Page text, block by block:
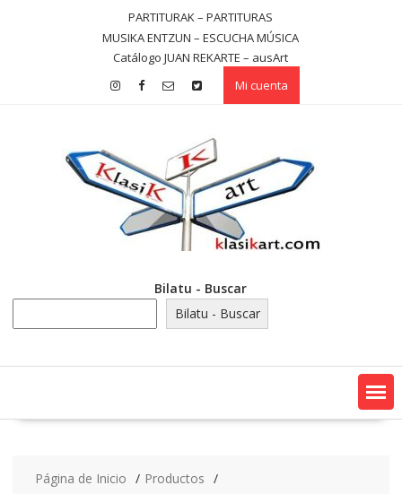
PARTITURAK – PARTITURAS
MUSIKA ENTZUN – ESCUCHA MÚSICA
Catálogo JUAN REKARTE – ausArt
Mi cuenta
Bilatu - Buscar
Bilatu - Buscar
Página de Inicio
Productos